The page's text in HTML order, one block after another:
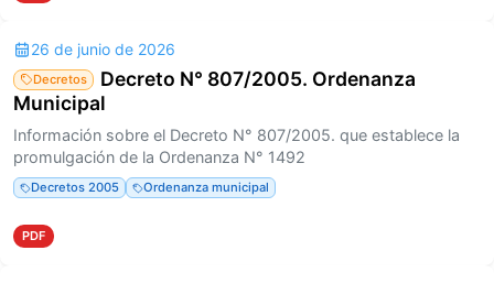
26 de junio de 2026
Decretos
Decreto N° 807/2005. Ordenanza
Municipal
Información sobre el Decreto N° 807/2005. que establece la
promulgación de la Ordenanza N° 1492
Decretos 2005 Ordenanza municipal
PDF